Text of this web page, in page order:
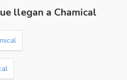
llegan a Chamical